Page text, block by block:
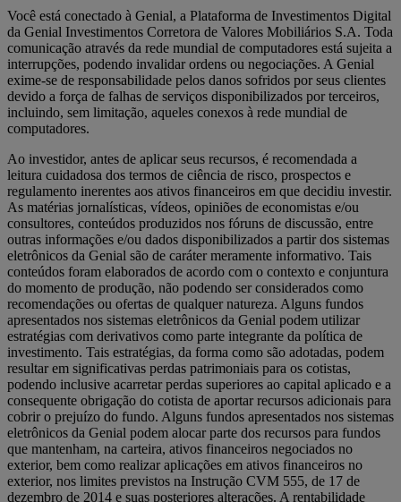
Você está conectado à Genial, a Plataforma de Investimentos Digital
da Genial Investimentos Corretora de Valores Mobiliários S.A. Toda
comunicação através da rede mundial de computadores está sujeita a
interrupções, podendo invalidar ordens ou negociações. A Genial
exime-se de responsabilidade pelos danos sofridos por seus clientes
devido a força de falhas de serviços disponibilizados por terceiros,
incluindo, sem limitação, aqueles conexos à rede mundial de
computadores.
Ao investidor, antes de aplicar seus recursos, é recomendada a
leitura cuidadosa dos termos de ciência de risco, prospectos e
regulamento inerentes aos ativos financeiros em que decidiu investir.
As matérias jornalísticas, vídeos, opiniões de economistas e/ou
consultores, conteúdos produzidos nos fóruns de discussão, entre
outras informações e/ou dados disponibilizados a partir dos sistemas
eletrônicos da Genial são de caráter meramente informativo. Tais
conteúdos foram elaborados de acordo com o contexto e conjuntura
do momento de produção, não podendo ser considerados como
recomendações ou ofertas de qualquer natureza. Alguns fundos
apresentados nos sistemas eletrônicos da Genial podem utilizar
estratégias com derivativos como parte integrante da política de
investimento. Tais estratégias, da forma como são adotadas, podem
resultar em significativas perdas patrimoniais para os cotistas,
podendo inclusive acarretar perdas superiores ao capital aplicado e a
consequente obrigação do cotista de aportar recursos adicionais para
cobrir o prejuízo do fundo. Alguns fundos apresentados nos sistemas
eletrônicos da Genial podem alocar parte dos recursos para fundos
que mantenham, na carteira, ativos financeiros negociados no
exterior, bem como realizar aplicações em ativos financeiros no
exterior, nos limites previstos na Instrução CVM 555, de 17 de
dezembro de 2014 e suas posteriores alterações. A rentabilidade